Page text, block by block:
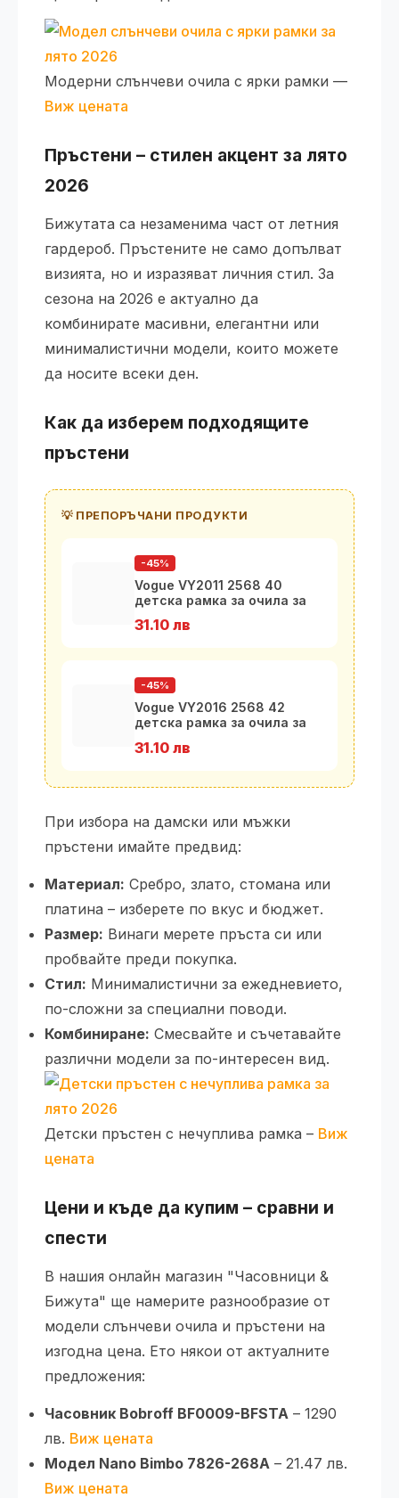
Модерни слънчеви очила с ярки рамки —
Виж цената
Пръстени – стилен акцент за лято
2026
Бижутата са незаменима част от летния
гардероб. Пръстените не само допълват
визията, но и изразяват личния стил. За
сезона на 2026 е актуално да
комбинирате масивни, елегантни или
минималистични модели, които можете
да носите всеки ден.
Как да изберем подходящите
пръстени
💡 ПРЕПОРЪЧАНИ ПРОДУКТИ
-45%
Vogue VY2011 2568 40
детска рамка за очила за
31.10 лв
-45%
Vogue VY2016 2568 42
детска рамка за очила за
31.10 лв
При избора на дамски или мъжки
пръстени имайте предвид:
Материал: Сребро, злато, стомана или
платина – изберете по вкус и бюджет.
Размер: Винаги мерете пръста си или
пробвайте преди покупка.
Стил: Минималистични за ежедневието,
по-сложни за специални поводи.
Комбиниране: Смесвайте и съчетавайте
различни модели за по-интересен вид.
Детски пръстен с нечуплива рамка – Виж
цената
Цени и къде да купим – сравни и
спести
В нашия онлайн магазин "Часовници &
Бижута" ще намерите разнообразие от
модели слънчеви очила и пръстени на
изгодна цена. Ето някои от актуалните
предложения:
Часовник Bobroff BF0009-BFSTA – 1290
лв. Виж цената
Модел Nano Bimbo 7826-268А – 21.47 лв.
Виж цената